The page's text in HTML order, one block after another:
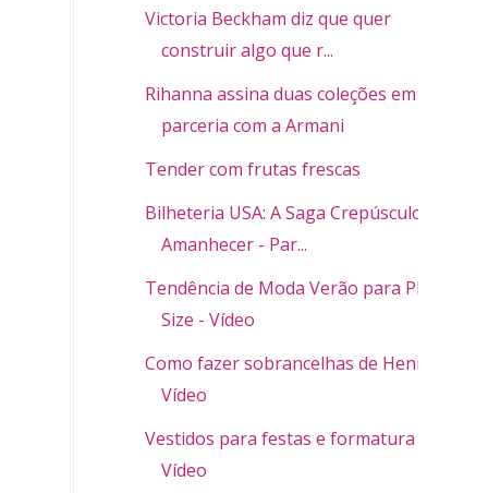
Victoria Beckham diz que quer
construir algo que r...
Rihanna assina duas coleções em
parceria com a Armani
Tender com frutas frescas
Bilheteria USA: A Saga Crepúsculo:
Amanhecer - Par...
Tendência de Moda Verão para Plus
Size - Vídeo
Como fazer sobrancelhas de Henna -
Vídeo
Vestidos para festas e formatura -
Vídeo